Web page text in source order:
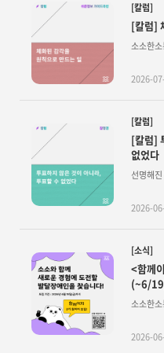
[칼럼]
[칼럼]
소소한
2026-
[칼럼]
[칼럼]
없었다
선명해
2026-
[소식]
<함께
(~6/
소소한
2026-